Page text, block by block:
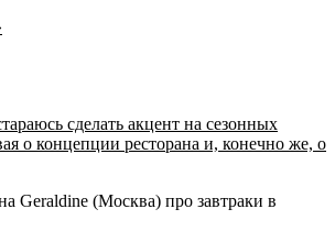
сделать акцент на сезонных
о концепции ресторана и, конечно же, о
Geraldine (Москва) про завтраки в